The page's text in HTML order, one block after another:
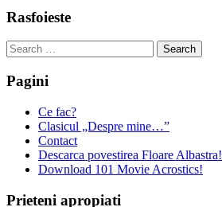
Rasfoieste
Search
for:
Pagini
Ce fac?
Clasicul „Despre mine…”
Contact
Descarca povestirea Floare Albastra!
Download 101 Movie Acrostics!
Prieteni apropiati